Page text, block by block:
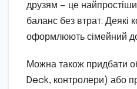
друзям — це
баланс без втрат. Деякі
оформлюють сімейний
Можна також придбати
Deck, контролери) або